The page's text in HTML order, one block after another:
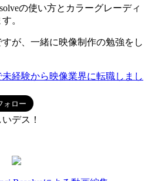
の使い方とカラーグレーディ
。
が、一緒に映像制作の勉強をし
未経験から映像業界に転職しまし
デス！